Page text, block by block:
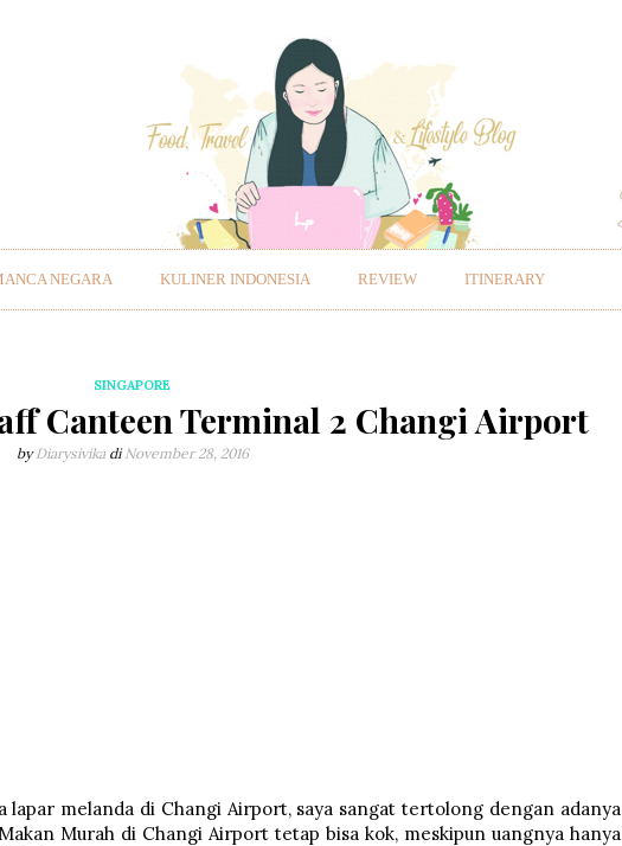
NEGARA KULINER INDONESIA REVIEW ITINERARY
SINGAPORE
Canteen Terminal 2 Changi Airport
by Diarysivika diNovember 28, 2016
lapar melanda di Changi Airport, saya sangat tertolong dengan adanya
Murah di Changi Airport tetap bisa kok, meskipun uangnya hanya